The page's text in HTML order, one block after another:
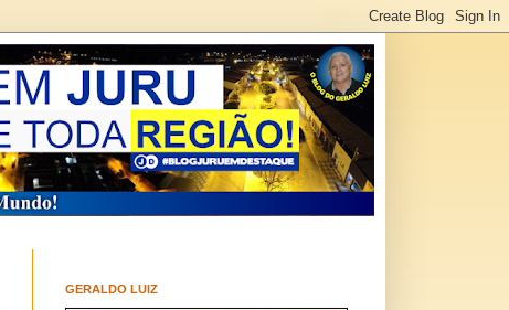
GERALDO LUIZ